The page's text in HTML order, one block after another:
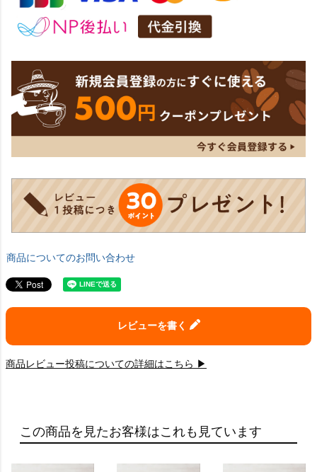
商品についてのお問い合わせ
レビューを書く
商品レビュー投稿についての詳細はこちら ▶
この商品を見たお客様はこれも見ています